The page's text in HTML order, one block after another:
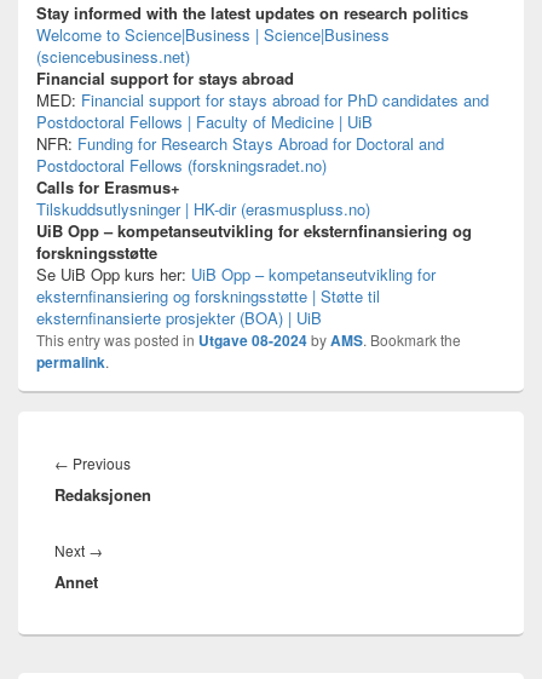
Stay informed with the latest updates on research politics
Welcome to Science|Business | Science|Business
(sciencebusiness.net)
Financial support for stays abroad
MED: Financial support for stays abroad for PhD candidates and
Postdoctoral Fellows | Faculty of Medicine | UiB
NFR: Funding for Research Stays Abroad for Doctoral and
Postdoctoral Fellows (forskningsradet.no)
Calls for Erasmus+
Tilskuddsutlysninger | HK-dir (erasmuspluss.no)
UiB Opp – kompetanseutvikling for eksternfinansiering og
forskningsstøtte
Se UiB Opp kurs her: UiB Opp – kompetanseutvikling for
eksternfinansiering og forskningsstøtte | Støtte til
eksternfinansierte prosjekter (BOA) | UiB
This entry was posted in Utgave 08-2024byAMS. Bookmark the
permalink.
← PreviousPrevious
post:
Redaksjonen
Next →
Annet